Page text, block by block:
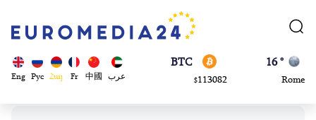
Eng Рус Հայ Fr 中國 عرب
BTC
ADA
0.868816
23 °
Madrid